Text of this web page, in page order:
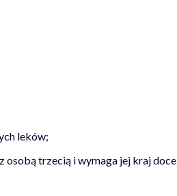
leków;
osobą trzecią i wymaga jej kraj